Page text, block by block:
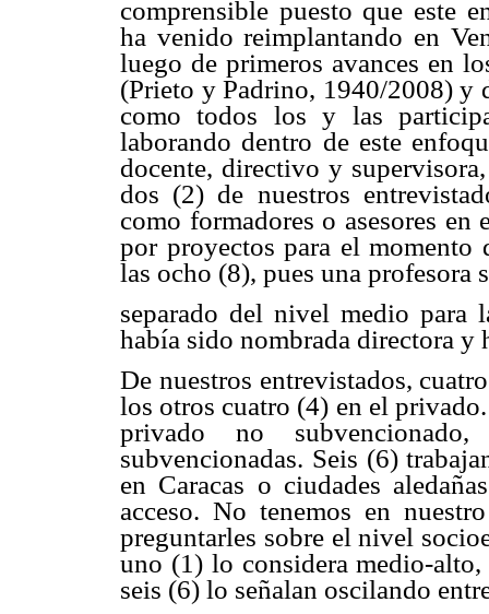
comprensible puesto que este
ha venido reimplantando en
luego de primeros avances en
(Prieto y Padrino, 1940/2008) y
como todos los y las
laborando dentro de este
docente, directivo y
dos (2) de nuestros
como formadores o asesores
por proyectos para el momento
las ocho (8), pues una profesora
separado del nivel medio para
había sido nombrada directora y
De nuestros entrevistados,
los otros cuatro (4) en el
privado no
subvencionadas. Seis (6)
en Caracas o ciudades
acceso. No tenemos en
preguntarles sobre el nivel
uno (1) lo considera medio-
seis (6) lo señalan oscilando